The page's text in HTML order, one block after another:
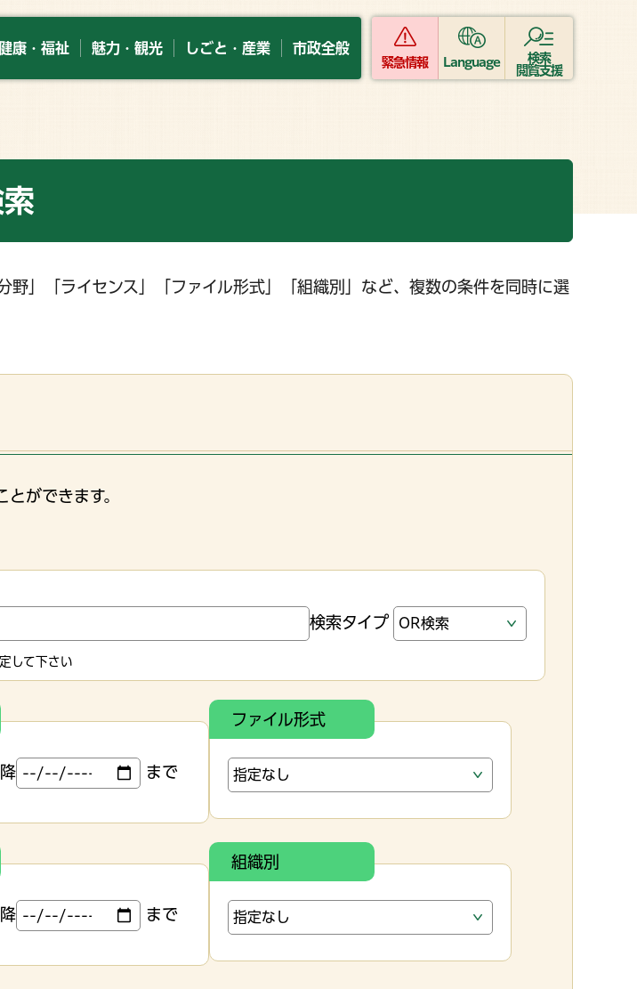
康・福祉 魅力・観光 しごと・産業 市政全般
緊急情報 Language
検索
閲覧支援
」「ライセンス」「ファイル形式」「組織別」など、複数の条件を同時に選
ができます。
検索タイプ
して下さい
まで
ファイル形式
まで
組織別